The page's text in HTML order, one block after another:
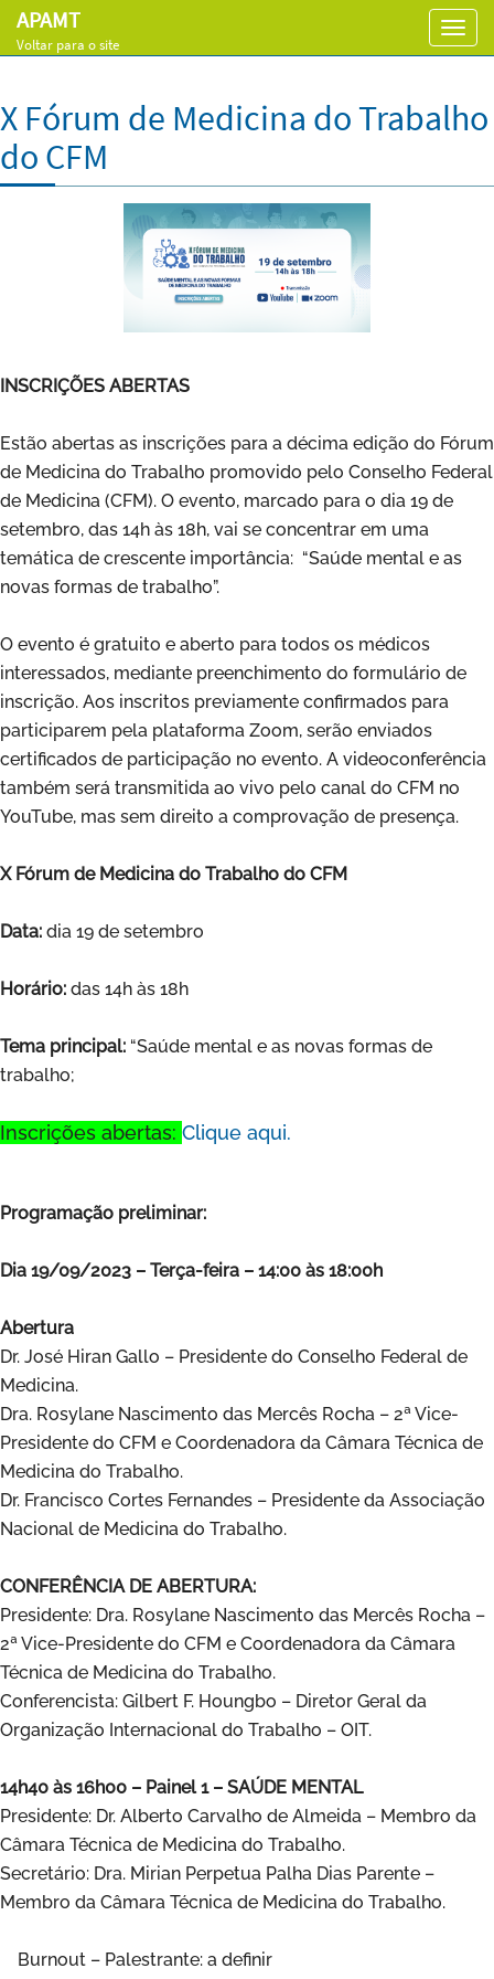
APAMT
Voltar para o site
X Fórum de Medicina do Trabalho
do CFM
INSCRIÇÕES ABERTAS
Estão abertas as inscrições para a décima edição do Fórum
de Medicina do Trabalho promovido pelo Conselho Federal
de Medicina (CFM). O evento, marcado para o dia 19 de
setembro, das 14h às 18h, vai se concentrar em uma
temática de crescente importância: “Saúde mental e as
novas formas de trabalho”.
O evento é gratuito e aberto para todos os médicos
interessados, mediante preenchimento do formulário de
inscrição. Aos inscritos previamente confirmados para
participarem pela plataforma Zoom, serão enviados
certificados de participação no evento. A videoconferência
também será transmitida ao vivo pelo canal do CFM no
YouTube, mas sem direito a comprovação de presença.
X Fórum de Medicina do Trabalho do CFM
Data: dia 19 de setembro
Horário: das 14h às 18h
Tema principal: “Saúde mental e as novas formas de
trabalho;
Inscrições abertas: Clique aqui.
Programação preliminar:
Dia 19/09/2023 – Terça-feira – 14:00 às 18:00h
Abertura
Dr. José Hiran Gallo – Presidente do Conselho Federal de
Medicina.
Dra. Rosylane Nascimento das Mercês Rocha – 2ª Vice-
Presidente do CFM e Coordenadora da Câmara Técnica de
Medicina do Trabalho.
Dr. Francisco Cortes Fernandes – Presidente da Associação
Nacional de Medicina do Trabalho.
CONFERÊNCIA DE ABERTURA:
Presidente: Dra. Rosylane Nascimento das Mercês Rocha –
2ª Vice-Presidente do CFM e Coordenadora da Câmara
Técnica de Medicina do Trabalho.
Conferencista: Gilbert F. Houngbo – Diretor Geral da
Organização Internacional do Trabalho – OIT.
14h40 às 16h00 – Painel 1 – SAÚDE MENTAL
Presidente: Dr. Alberto Carvalho de Almeida – Membro da
Câmara Técnica de Medicina do Trabalho.
Secretário: Dra. Mirian Perpetua Palha Dias Parente –
Membro da Câmara Técnica de Medicina do Trabalho.
Burnout – Palestrante: a definir